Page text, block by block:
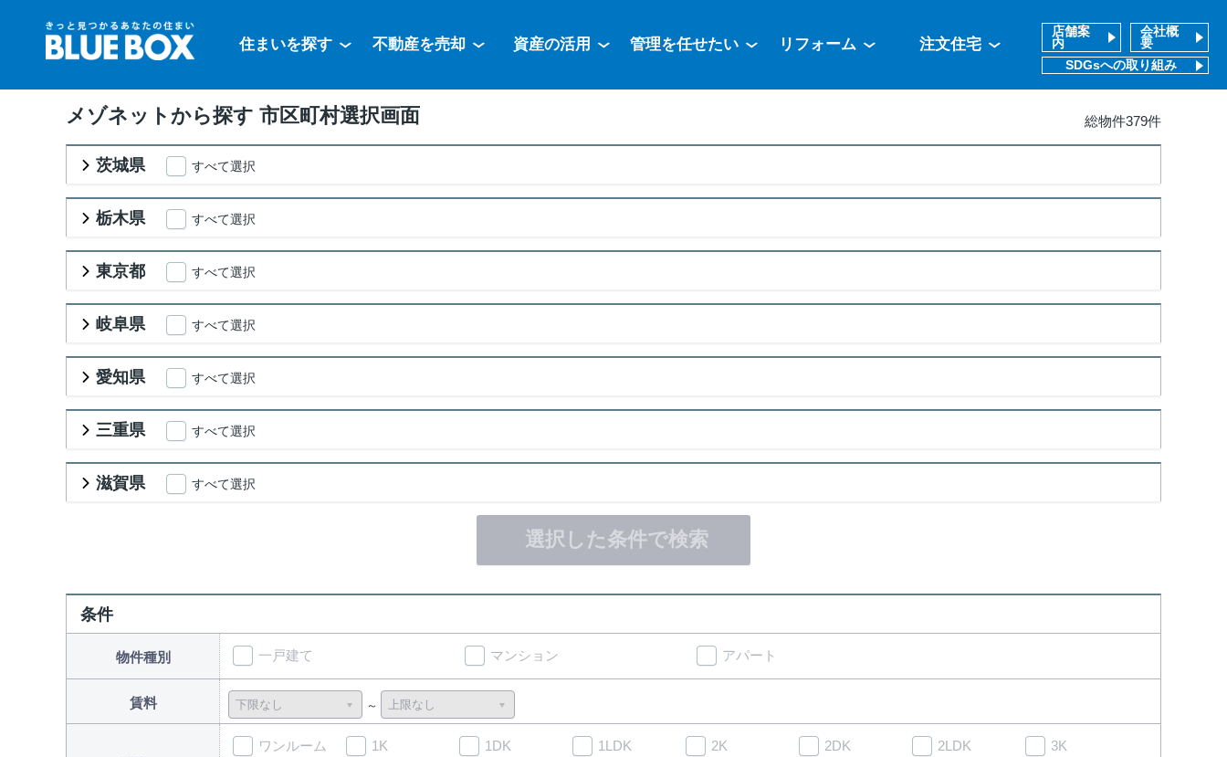
住まいを探す 不動産を売却 資産の活用 管理を任せたい リフォーム 注文住宅
店舗案
内
会社概
要
SDGsへの取り組み
メゾネットから探す 市区町村選択画面 総物件379件
茨城県 すべて選択
栃木県 すべて選択
東京都 すべて選択
岐阜県 すべて選択
愛知県 すべて選択
三重県 すべて選択
滋賀県 すべて選択
選択した条件で検索
条件
物件種別 一戸建て マンション アパート
賃料
ワンルーム 1K 1DK 1LDK 2K 2DK 2LDK 3K